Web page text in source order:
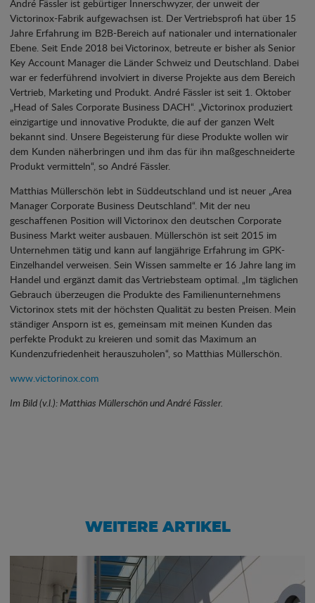
André Fässler ist gebürtiger Innerschwyzer, der unweit der
Victorinox-Fabrik aufgewachsen ist. Der Vertriebsprofi hat über 15
Jahre Erfahrung im B2B-Bereich auf nationaler und internationaler
Ebene. Seit Ende 2018 bei Victorinox, betreute er bisher als Senior
Key Account Manager die Länder Schweiz und Deutschland. Dabei
war er federführend involviert in diverse Projekte aus dem Bereich
Vertrieb, Marketing und Produkt. André Fässler ist seit 1. Oktober
„Head of Sales Corporate Business DACH“. „Victorinox produziert
einzigartige und innovative Produkte, die auf der ganzen Welt
bekannt sind. Unsere Begeisterung für diese Produkte wollen wir
dem Kunden näherbringen und ihm das für ihn maßgeschneiderte
Produkt vermitteln“, so André Fässler.
Matthias Müllerschön lebt in Süddeutschland und ist neuer „Area
Manager Corporate Business Deutschland“. Mit der neu
geschaffenen Position will Victorinox den deutschen Corporate
Business Markt weiter ausbauen. Müllerschön ist seit 2015 im
Unternehmen tätig und kann auf langjährige Erfahrung im GPK-
Einzelhandel verweisen. Sein Wissen sammelte er 16 Jahre lang im
Handel und ergänzt damit das Vertriebsteam optimal. „Im täglichen
Gebrauch überzeugen die Produkte des Familienunternehmens
Victorinox stets mit der höchsten Qualität zu besten Preisen. Mein
ständiger Ansporn ist es, gemeinsam mit meinen Kunden das
perfekte Produkt zu kreieren und somit das Maximum an
Kundenzufriedenheit herauszuholen“, so Matthias Müllerschön.
www.victorinox.com
Im Bild (v.l.): Matthias Müllerschön und André Fässler.
WEITERE ARTIKEL